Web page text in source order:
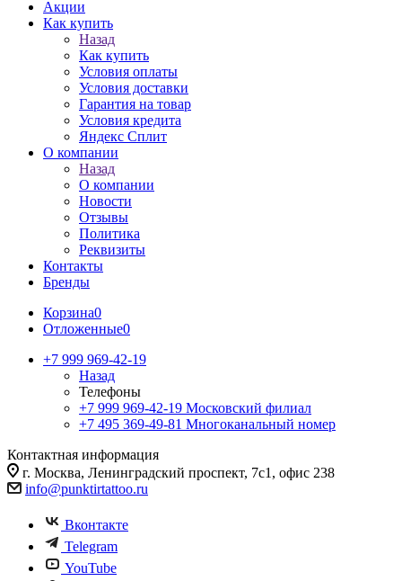
Акции
Как купить
Назад
Как купить
Условия оплаты
Условия доставки
Гарантия на товар
Условия кредита
Яндекс Сплит
О компании
Назад
О компании
Новости
Отзывы
Политика
Реквизиты
Контакты
Бренды
Корзина0
Отложенные0
+7 999 969-42-19
Назад
Телефоны
+7 999 969-42-19 Московский филиал
+7 495 369-49-81 Многоканальный номер
Контактная информация
г. Москва, Ленинградский проспект, 7с1, офис 238
info@punktirtattoo.ru
Вконтакте
Telegram
YouTube